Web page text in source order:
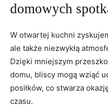
domowych
W otwartej kuchni
ale także niezwykłą
Dzięki mniejszym
domu, bliscy mogą wziąć
posiłków, co stwarza
czasu.